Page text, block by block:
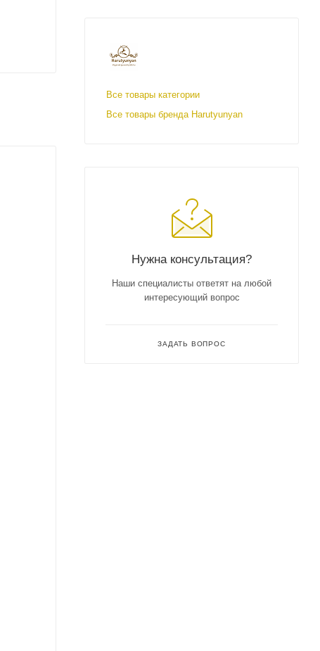
Все товары категории
Все товары бренда Harutyunyan
Нужна консультация?
Наши специалисты ответят на любой
интересующий вопрос
ЗАДАТЬ ВОПРОС